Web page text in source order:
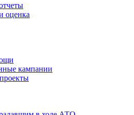
оценка
кампании